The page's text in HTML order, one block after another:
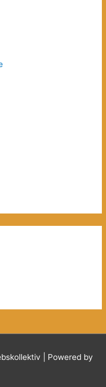
| Powered by